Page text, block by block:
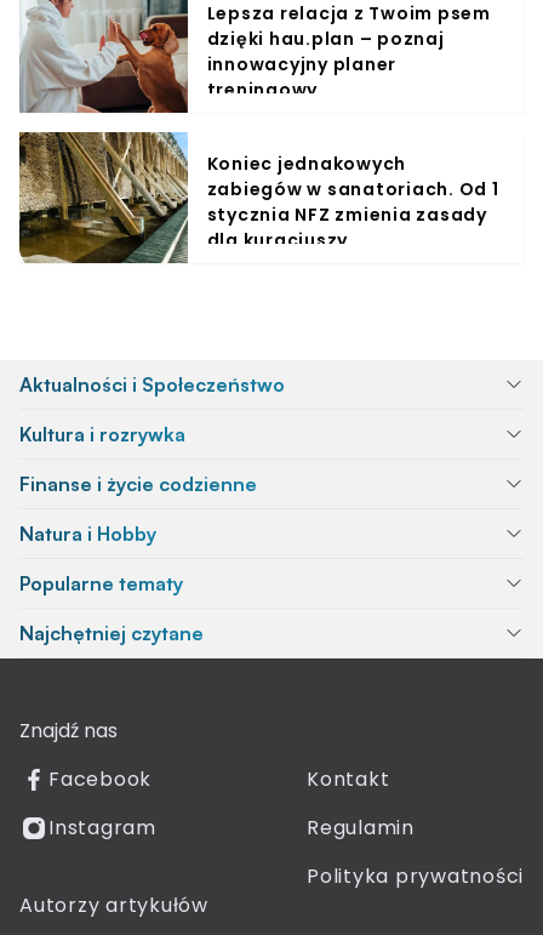
Lepsza relacja z Twoim psem
dzięki hau.plan – poznaj
innowacyjny planer
treningowy
Koniec jednakowych
zabiegów w sanatoriach. Od 1
stycznia NFZ zmienia zasady
dla kuracjuszy
Aktualności i Społeczeństwo
Kultura i rozrywka
Finanse i życie codzienne
Natura i Hobby
Popularne tematy
Najchętniej czytane
Znajdź nas
Facebook
Instagram
Kontakt
Regulamin
Polityka prywatności
Autorzy artykułów